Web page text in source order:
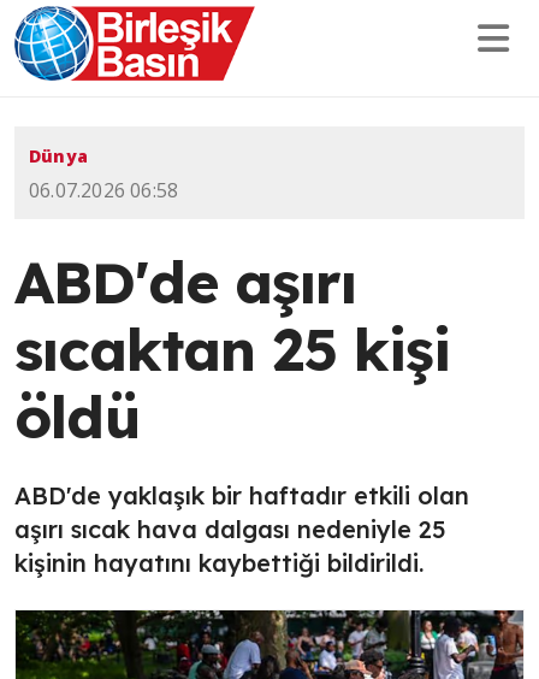
Dünya
06.07.2026 06:58
ABD'de aşırı
sıcaktan 25 kişi
öldü
ABD'de yaklaşık bir haftadır etkili olan
aşırı sıcak hava dalgası nedeniyle 25
kişinin hayatını kaybettiği bildirildi.